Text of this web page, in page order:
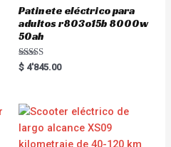
Patinete eléctrico para
adultos r803o15b 8000w
50ah
Rated
5.00
$ 4'845.00